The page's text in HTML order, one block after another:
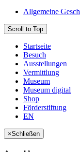
Allgemeine
Scroll to Top
Startseite
Besuch
Ausstellungen
Vermittlung
Museum
Museum digital
Shop
Förderstiftung
EN
×Schließen